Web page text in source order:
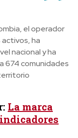
el operador
activos, ha
nacional y ha
674 comunidades
La marca